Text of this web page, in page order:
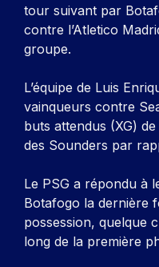
tour suivant par
contre l’Atletico
groupe.
L’équipe de Luis
vainqueurs contre
buts attendus (XG)
des Sounders par
Le PSG a répondu à
Botafogo la dernière
possession, quelque
long de la première